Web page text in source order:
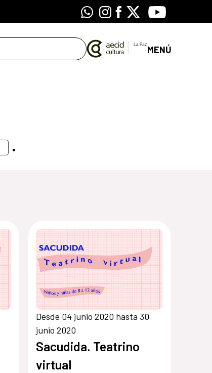
WhatsappInstagram
Facebook
X Youtube
MENÚ
.
Desde 04 junio 2020 hasta 30
junio 2020
Sacudida. Teatrino
virtual